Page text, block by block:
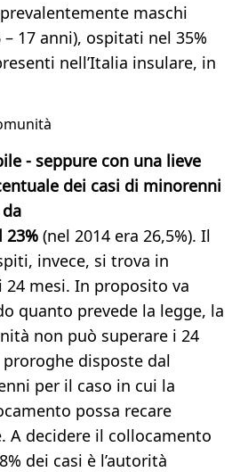
maschi
17 anni), ospitati nel 35%
nell’Italia insulare, in
- seppure con una lieve
dei casi di minorenni
23% (nel 2014 era 26,5%). Il
invece, si trova in
mesi. In proposito va
quanto prevede la legge, la
non può superare i 24
disposte dal
per il caso in cui la
possa recare
A decidere il collocamento
dei casi è l’autorità